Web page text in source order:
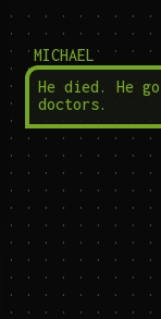
MICHAEL
He died. He
doctors.